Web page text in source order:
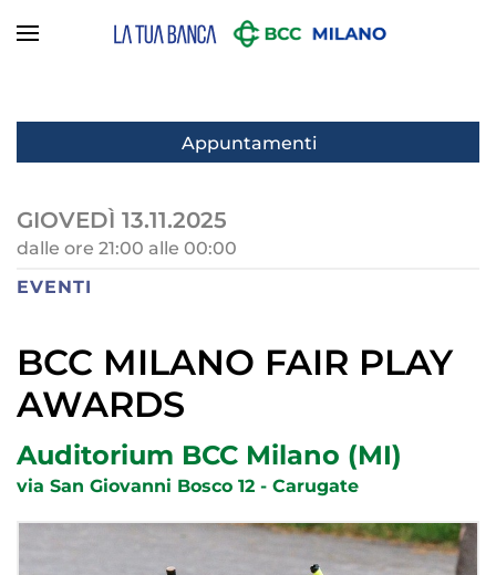
Appuntamenti
GIOVEDÌ 13.11.2025
dalle ore 21:00 alle 00:00
EVENTI
BCC MILANO FAIR PLAY
AWARDS
Auditorium BCC Milano (MI)
via San Giovanni Bosco 12 - Carugate